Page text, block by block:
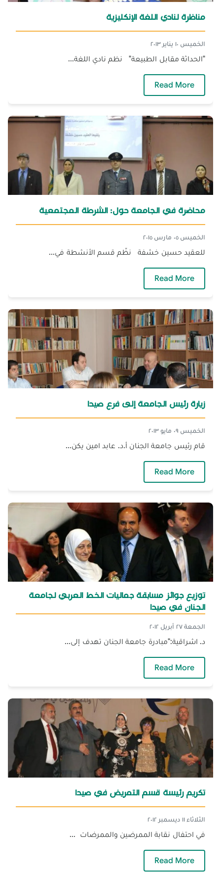
مناظرة لنادي اللغة الإنكليزية
الخميس ١٠ يناير ٢٠١٣
"الحداثة مقابل الطبيعة" نظم نادي اللغة...
Read More
محاضرة في الجامعة حول: الشرطة المجتمعية
الخميس ٠٥ مارس ٢٠١٥
للعقيد حسين خشفة نظّم قسم الأنشطة في...
Read More
زيارة رئيس الجامعة إلى فرع صيدا
الخميس ٠٩ مايو ٢٠١٣
قام رئيس جامعة الجنان أ.د. عابد امين يكن...
Read More
توزيع جوائز مسابقة جماليات الخط العربي لجامعة
الجنان في صيدا
الجمعة ٢٧ أبريل ٢٠١٢
د. اشراقية:"مبادرة جامعة الجنان تهدف إلى...
Read More
تكريم رئيسة قسم التمريض في صيدا
الثلاثاء ١١ ديسمبر ٢٠١٢
في احتفال نقابة الممرضين والممرضات ...
Read More